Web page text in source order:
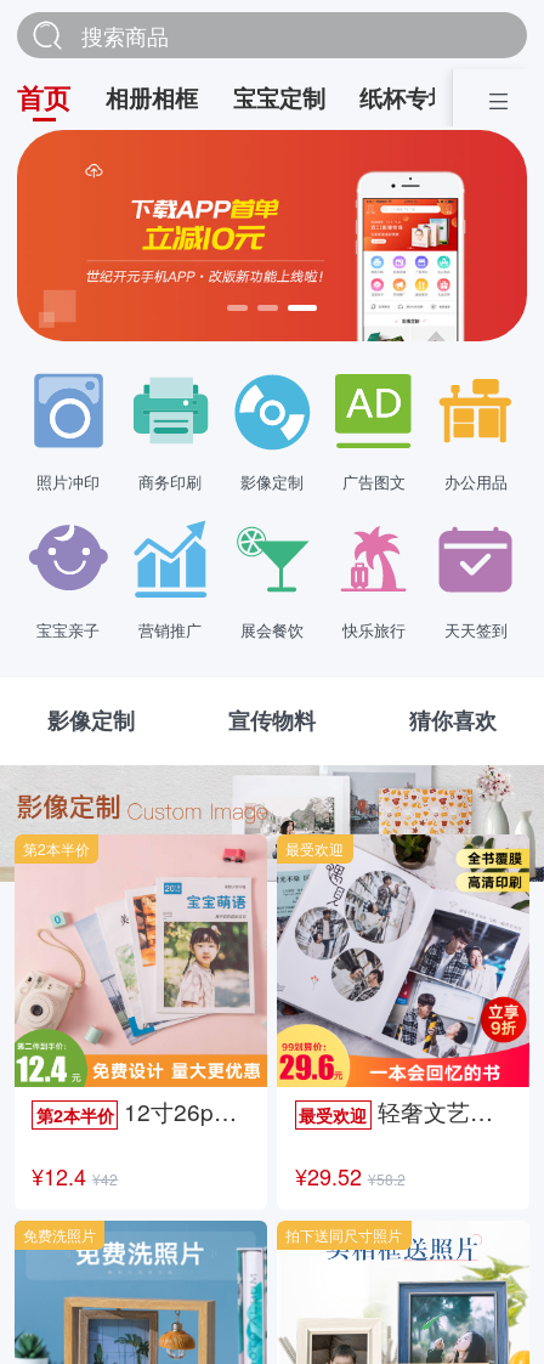
搜索商品
首页 相册相框 宝宝定制 纸杯专场 营销
照片冲印 商务印刷 影像定制 广告图文 办公用品
宝宝亲子 营销推广 展会餐饮 快乐旅行 天天签到
影像定制 宣传物料 猜你喜欢
第2本半价 12寸26p时尚杂志册
¥12.4 ¥42
第2本半价
最受欢迎 轻奢文艺照片书
¥29.52 ¥58.2
最受欢迎
免费洗照片 拍下送同尺寸照片